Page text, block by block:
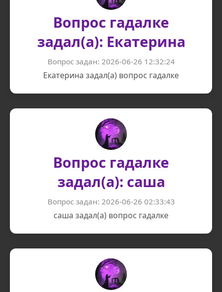
Вопрос гадалке
задал(а): Екатерина
Вопрос задан: 2026-06-26 12:32:24
Екатерина задал(а) вопрос гадалке
Вопрос гадалке
задал(а): саша
Вопрос задан: 2026-06-26 02:33:43
саша задал(а) вопрос гадалке